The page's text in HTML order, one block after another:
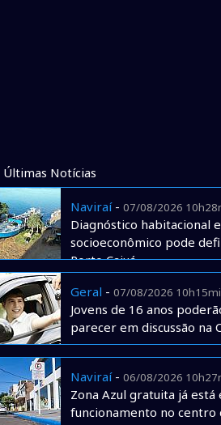
Últimas Notícias
Naviraí- 07/08/2026
Diagnóstico habitacional e
socioeconômico pode
Porto Caiuá
Geral - 07/08/2026
Jovens de 16 anos
parecer em discussão na
Naviraí- 06/08/2026
Zona Azul gratuita já está
funcionamento no centro